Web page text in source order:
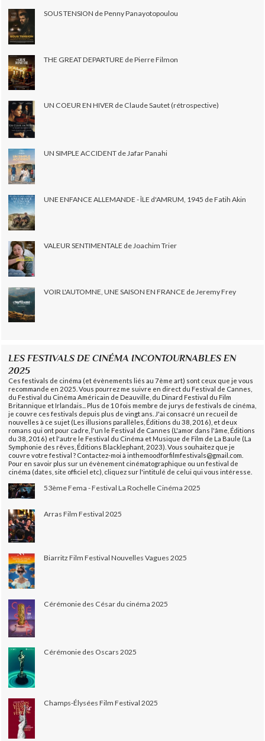
SOUS TENSION de Penny Panayotopoulou
THE GREAT DEPARTURE de Pierre Filmon
UN COEUR EN HIVER de Claude Sautet (rétrospective)
UN SIMPLE ACCIDENT de Jafar Panahi
UNE ENFANCE ALLEMANDE - ÎLE d'AMRUM, 1945 de Fatih Akin
VALEUR SENTIMENTALE de Joachim Trier
VOIR L'AUTOMNE, UNE SAISON EN FRANCE de Jeremy Frey
LES FESTIVALS DE CINÉMA INCONTOURNABLES EN
2025
Ces festivals de cinéma (et évènements liés au 7ème art) sont ceux que je vous
recommande en 2025. Vous pourrez me suivre en direct du Festival de Cannes,
du Festival du Cinéma Américain de Deauville, du Dinard Festival du Film
Britannique et Irlandais... Plus de 10 fois membre de jurys de festivals de cinéma,
je couvre ces festivals depuis plus de vingt ans. J'ai consacré un recueil de
nouvelles à ce sujet (Les illusions parallèles, Éditions du 38, 2016), et deux
romans qui ont pour cadre, l'un le Festival de Cannes (L'amor dans l'âme, Éditions
du 38, 2016) et l'autre le Festival du Cinéma et Musique de Film de La Baule (La
Symphonie des rêves, Éditions Blacklephant, 2023). Vous souhaitez que je
couvre votre festival ? Contactez-moi à inthemoodforfilmfestivals@gmail.com.
Pour en savoir plus sur un évènement cinématographique ou un festival de
cinéma (dates, site officiel etc), cliquez sur l'intitulé de celui qui vous intéresse.
53ème Fema - Festival La Rochelle Cinéma 2025
Arras Film Festival 2025
Biarritz Film Festival Nouvelles Vagues 2025
Cérémonie des César du cinéma 2025
Cérémonie des Oscars 2025
Champs-Élysées Film Festival 2025